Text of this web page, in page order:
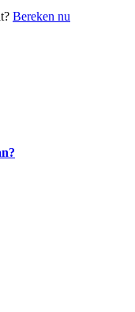
Bereken nu